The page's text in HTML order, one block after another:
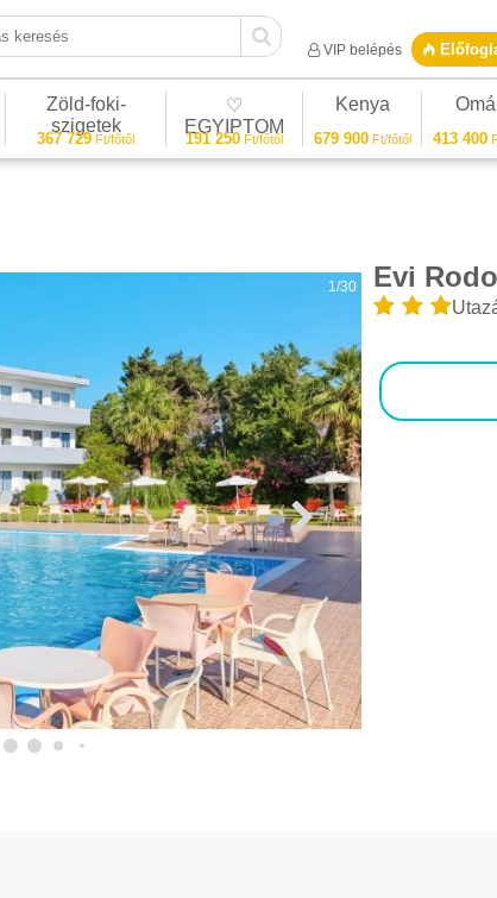
VIP belépés
Zöld-foki-
szigetek
367 729 Ft/főtől
♡
EGYIPTOM
191 250 Ft/főtől
Kenya
679 900Ft/főtől 413 400
Evi
1/30